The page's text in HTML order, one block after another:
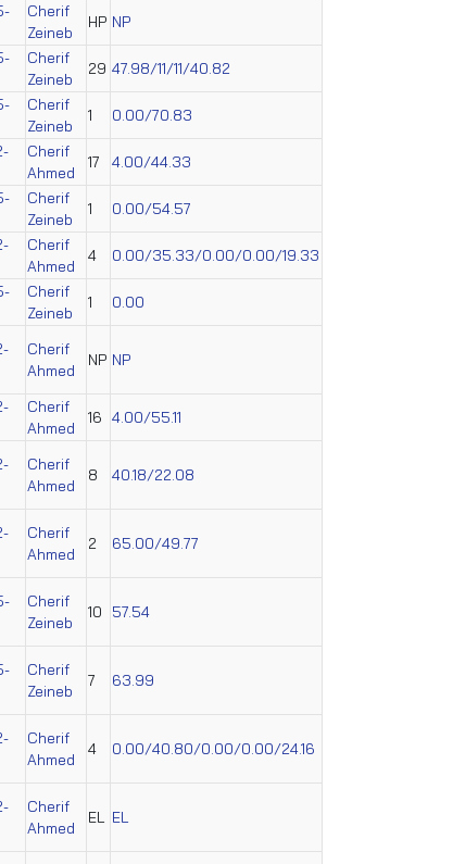
Cherif
Zeineb
HP NP
Cherif
Zeineb
29 47.98/11/11/40.82
Cherif
Zeineb
1 0.00/70.83
Cherif
Ahmed
17 4.00/44.33
Cherif
Zeineb
1 0.00/54.57
Cherif
Ahmed
4 0.00/35.33/0.00/0.00/19.33
Cherif
Zeineb
1 0.00
Cherif
Ahmed
NP NP
Cherif
Ahmed
16 4.00/55.11
Cherif
Ahmed
8 40.18/22.08
Cherif
Ahmed
2 65.00/49.77
Cherif
Zeineb
10 57.54
Cherif
Zeineb
7 63.99
Cherif
Ahmed
4 0.00/40.80/0.00/0.00/24.16
Cherif
Ahmed
EL EL